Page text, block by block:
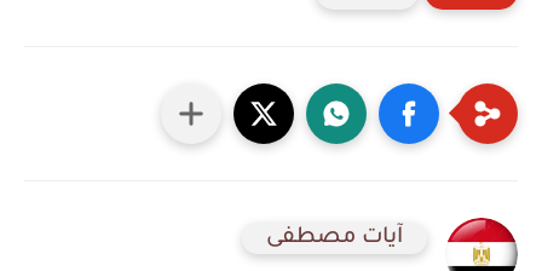
آيات مصطفى